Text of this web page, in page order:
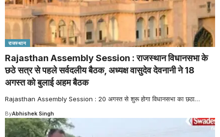
राजस्थान
Rajasthan Assembly Session : राजस्थान विधानसभा के
छठे सत्र से पहले सर्वदलीय बैठक, अध्यक्ष वासुदेव देवनानी ने 18
अगस्त को बुलाई अहम बैठक
Rajasthan Assembly Session : 20 अगस्त से शुरू होगा विधानसभा का छठा…
ByAbhishek Singh